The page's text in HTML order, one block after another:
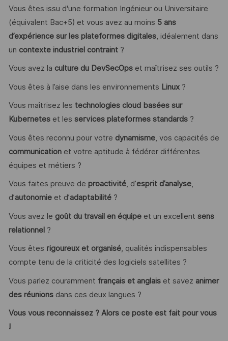
Vous êtes issu d'une formation Ingénieur ou Universitaire
(équivalent Bac+5) et vous avez au moins 5 ans
d’expérience sur les plateformes digitales, idéalement dans
un contexte industriel contraint?
Vous avez la culture du DevSecOpset maîtrisez ses outils ?
Vous êtes à l’aise dans les environnements Linux?
Vous maîtrisez les technologies cloud basées sur
Kuberneteset les services plateformes standards?
Vous êtes reconnu pour votre dynamisme, vos capacités de
communicationet votre aptitude à fédérer différentes
équipes et métiers ?
Vous faites preuve de proactivité, d’esprit d’analyse,
d’autonomieet d’adaptabilité ?
Vous avez le goût du travail en équipeet un excellent sens
relationnel ?
Vous êtes rigoureux et organisé, qualités indispensables
compte tenu de la criticité des logiciels satellites ?
Vous parlez couramment français et anglaiset savez animer
des réunionsdans ces deux langues ?
Vous vous reconnaissez ? Alors ce poste est fait pour vous
!